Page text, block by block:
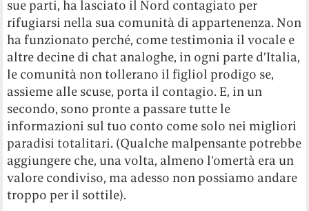
sue parti, ha lasciato il Nord contagiato per
rifugiarsi nella sua comunità di appartenenza. Non
ha funzionato perché, come testimonia il vocale e
altre decine di chat analoghe, in ogni parte d’Italia,
le comunità non tollerano il figliol prodigo se,
assieme alle scuse, porta il contagio. E, in un
secondo, sono pronte a passare tutte le
informazioni sul tuo conto come solo nei migliori
paradisi totalitari. (Qualche malpensante potrebbe
aggiungere che, una volta, almeno l’omertà era un
valore condiviso, ma adesso non possiamo andare
troppo per il sottile).